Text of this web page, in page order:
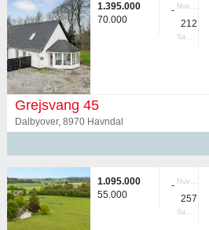
1.395.000
70.000
- Nuvær.
212
Samlet
Grejsvang 45
Dalbyover, 8970 Havndal
1.095.000
55.000
- Nuvær.
257
Samlet